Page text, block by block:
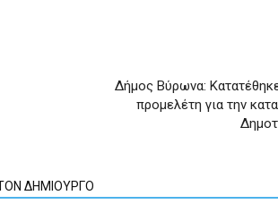
Δήμος Βύρωνα:
προμελέτη για την
ΔΗΜΙΟΥΡΓΟ